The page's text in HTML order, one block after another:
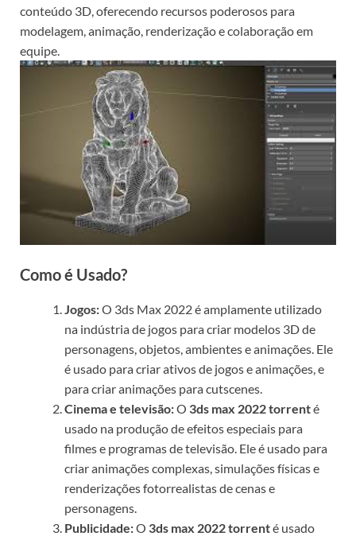
conteúdo 3D, oferecendo recursos poderosos para
modelagem, animação, renderização e colaboração em
equipe.
Como é Usado?
Jogos:O 3ds Max 2022 é amplamente utilizado
na indústria de jogos para criar modelos 3D de
personagens, objetos, ambientes e animações. Ele
é usado para criar ativos de jogos e animações, e
para criar animações para cutscenes.
Cinema e televisão:O 3ds max 2022 torrenté
usado na produção de efeitos especiais para
filmes e programas de televisão. Ele é usado para
criar animações complexas, simulações físicas e
renderizações fotorrealistas de cenas e
personagens.
Publicidade:O 3ds max 2022 torrenté usado